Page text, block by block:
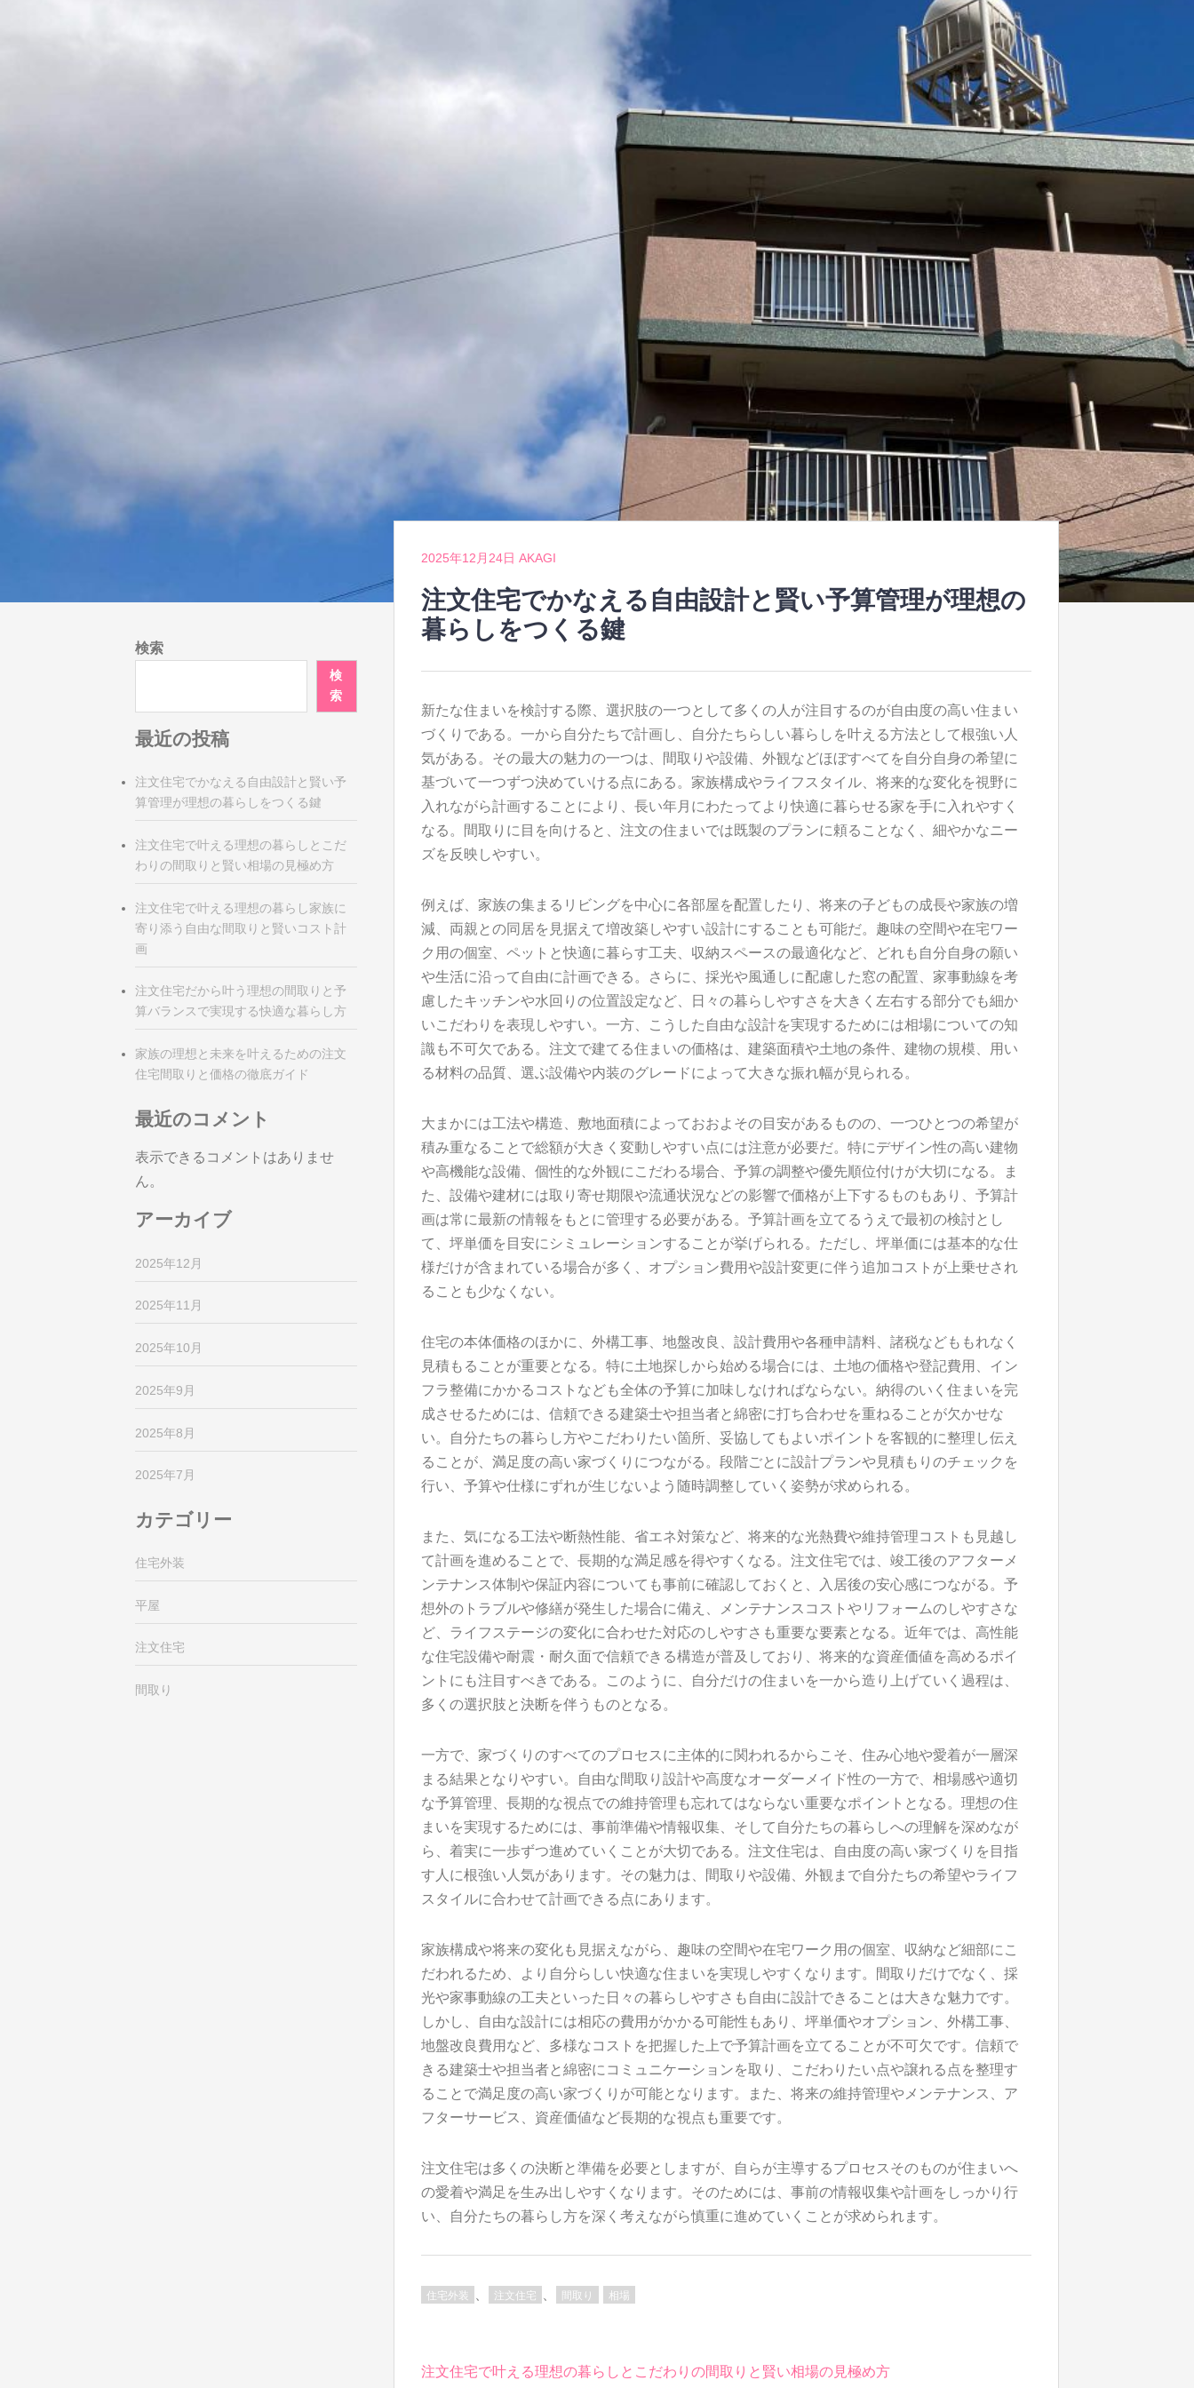
2025年12月24日 AKAGI
注文住宅でかなえる自由設計と賢い予算管理が理想の
暮らしをつくる鍵
新たな住まいを検討する際、選択肢の一つとして多くの人が注目するのが自由度の高い住まい
づくりである。一から自分たちで計画し、自分たちらしい暮らしを叶える方法として根強い人
気がある。その最大の魅力の一つは、間取りや設備、外観などほぼすべてを自分自身の希望に
基づいて一つずつ決めていける点にある。家族構成やライフスタイル、将来的な変化を視野に
入れながら計画することにより、長い年月にわたってより快適に暮らせる家を手に入れやすく
なる。間取りに目を向けると、注文の住まいでは既製のプランに頼ることなく、細やかなニー
ズを反映しやすい。
例えば、家族の集まるリビングを中心に各部屋を配置したり、将来の子どもの成長や家族の増
減、両親との同居を見据えて増改築しやすい設計にすることも可能だ。趣味の空間や在宅ワー
ク用の個室、ペットと快適に暮らす工夫、収納スペースの最適化など、どれも自分自身の願い
や生活に沿って自由に計画できる。さらに、採光や風通しに配慮した窓の配置、家事動線を考
慮したキッチンや水回りの位置設定など、日々の暮らしやすさを大きく左右する部分でも細か
いこだわりを表現しやすい。一方、こうした自由な設計を実現するためには相場についての知
識も不可欠である。注文で建てる住まいの価格は、建築面積や土地の条件、建物の規模、用い
る材料の品質、選ぶ設備や内装のグレードによって大きな振れ幅が見られる。
大まかには工法や構造、敷地面積によっておおよその目安があるものの、一つひとつの希望が
積み重なることで総額が大きく変動しやすい点には注意が必要だ。特にデザイン性の高い建物
や高機能な設備、個性的な外観にこだわる場合、予算の調整や優先順位付けが大切になる。ま
た、設備や建材には取り寄せ期限や流通状況などの影響で価格が上下するものもあり、予算計
画は常に最新の情報をもとに管理する必要がある。予算計画を立てるうえで最初の検討とし
て、坪単価を目安にシミュレーションすることが挙げられる。ただし、坪単価には基本的な仕
様だけが含まれている場合が多く、オプション費用や設計変更に伴う追加コストが上乗せされ
ることも少なくない。
住宅の本体価格のほかに、外構工事、地盤改良、設計費用や各種申請料、諸税などももれなく
見積もることが重要となる。特に土地探しから始める場合には、土地の価格や登記費用、イン
フラ整備にかかるコストなども全体の予算に加味しなければならない。納得のいく住まいを完
成させるためには、信頼できる建築士や担当者と綿密に打ち合わせを重ねることが欠かせな
い。自分たちの暮らし方やこだわりたい箇所、妥協してもよいポイントを客観的に整理し伝え
ることが、満足度の高い家づくりにつながる。段階ごとに設計プランや見積もりのチェックを
行い、予算や仕様にずれが生じないよう随時調整していく姿勢が求められる。
また、気になる工法や断熱性能、省エネ対策など、将来的な光熱費や維持管理コストも見越し
て計画を進めることで、長期的な満足感を得やすくなる。注文住宅では、竣工後のアフターメ
ンテナンス体制や保証内容についても事前に確認しておくと、入居後の安心感につながる。予
想外のトラブルや修繕が発生した場合に備え、メンテナンスコストやリフォームのしやすさな
ど、ライフステージの変化に合わせた対応のしやすさも重要な要素となる。近年では、高性能
な住宅設備や耐震・耐久面で信頼できる構造が普及しており、将来的な資産価値を高めるポイ
ントにも注目すべきである。このように、自分だけの住まいを一から造り上げていく過程は、
多くの選択肢と決断を伴うものとなる。
一方で、家づくりのすべてのプロセスに主体的に関われるからこそ、住み心地や愛着が一層深
まる結果となりやすい。自由な間取り設計や高度なオーダーメイド性の一方で、相場感や適切
な予算管理、長期的な視点での維持管理も忘れてはならない重要なポイントとなる。理想の住
まいを実現するためには、事前準備や情報収集、そして自分たちの暮らしへの理解を深めなが
ら、着実に一歩ずつ進めていくことが大切である。注文住宅は、自由度の高い家づくりを目指
す人に根強い人気があります。その魅力は、間取りや設備、外観まで自分たちの希望やライフ
スタイルに合わせて計画できる点にあります。
家族構成や将来の変化も見据えながら、趣味の空間や在宅ワーク用の個室、収納など細部にこ
だわれるため、より自分らしい快適な住まいを実現しやすくなります。間取りだけでなく、採
光や家事動線の工夫といった日々の暮らしやすさも自由に設計できることは大きな魅力です。
しかし、自由な設計には相応の費用がかかる可能性もあり、坪単価やオプション、外構工事、
地盤改良費用など、多様なコストを把握した上で予算計画を立てることが不可欠です。信頼で
きる建築士や担当者と綿密にコミュニケーションを取り、こだわりたい点や譲れる点を整理す
ることで満足度の高い家づくりが可能となります。また、将来の維持管理やメンテナンス、ア
フターサービス、資産価値など長期的な視点も重要です。
注文住宅は多くの決断と準備を必要としますが、自らが主導するプロセスそのものが住まいへ
の愛着や満足を生み出しやすくなります。そのためには、事前の情報収集や計画をしっかり行
い、自分たちの暮らし方を深く考えながら慎重に進めていくことが求められます。
住宅外装 注文住宅 間取り 相場
投
注文住宅で叶える理想の暮らしとこだわりの間取りと賢い相場の見極め方
検索
検
索
最近の投稿
注文住宅でかなえる自由設計と賢い予
算管理が理想の暮らしをつくる鍵
注文住宅で叶える理想の暮らしとこだ
わりの間取りと賢い相場の見極め方
注文住宅で叶える理想の暮らし家族に
寄り添う自由な間取りと賢いコスト計
画
注文住宅だから叶う理想の間取りと予
算バランスで実現する快適な暮らし方
家族の理想と未来を叶えるための注文
住宅間取りと価格の徹底ガイド
最近のコメント
表示できるコメントはありませ
ん。
アーカイブ
2025年12月
2025年11月
2025年10月
2025年9月
2025年8月
2025年7月
カテゴリー
住宅外装
平屋
注文住宅
間取り